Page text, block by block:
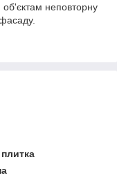
об'єктам неповторну